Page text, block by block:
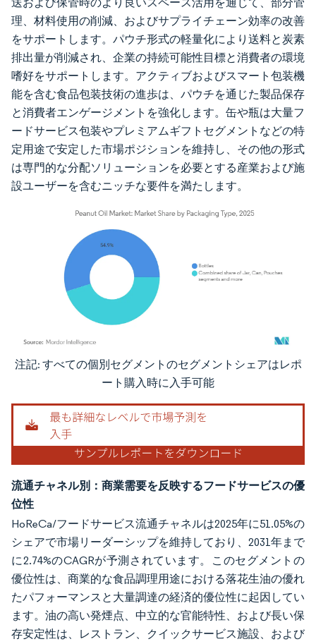
理、材料使用の削減、およびサプライチェーン効率の改善
をサポートします。パウチ形式の軽量化により送料と炭素
排出量が削減され、企業の持続可能性目標と消費者の環境
嗜好をサポートします。アクティブおよびスマート包装機
能を含む食品包装技術の進歩は、パウチを通じた製品保存
と消費者エンゲージメントを強化します。缶や瓶は大量フ
ードサービス包装やプレミアムギフトセグメントなどの特
定用途で安定した市場ポジションを維持し、その他の形式
は専門的な分配ソリューションを必要とする産業および施
設ユーザーを含むニッチな要件を満たします。
画像 © Mordor Intelligence。再利用にはCC BY 4.0の表示が必要です。
注記: すべての個別セグメントのセグメントシェアはレポ
ート購入時に入手可能
流通チャネル別：商業需要を反映するフードサービスの優
位性
HoReCa/フードサービス流通チャネルは2025年に51.05%の
シェアで市場リーダーシップを維持しており、2031年まで
に2.74%のCAGRが予測されています。このセグメントの
優位性は、商業的な食品調理用途における落花生油の優れ
たパフォーマンスと大量調達の経済的優位性に起因してい
ます。油の高い発煙点、中立的な官能特性、および長い保
存安定性は、レストラン、クイックサービス施設、および